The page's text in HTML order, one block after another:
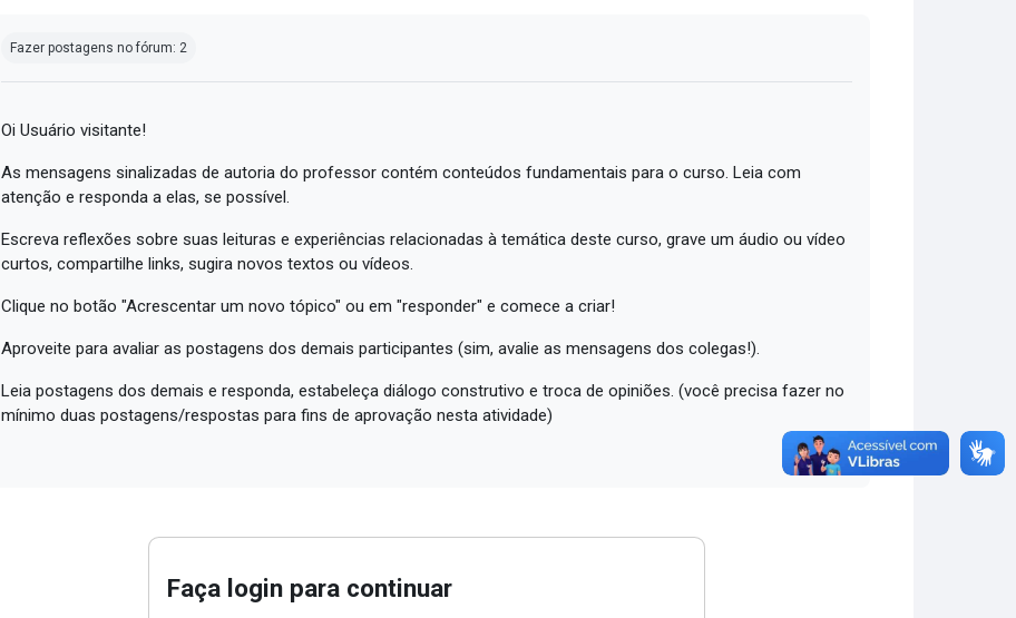
Fazer postagens no fórum: 2
Oi Usuário visitante!
As mensagens sinalizadas de autoria do professor contém conteúdos fundamentais para o curso. Leia com
atenção e responda a elas, se possível.
Escreva reflexões sobre suas leituras e experiências relacionadas à temática deste curso, grave um áudio ou vídeo
curtos, compartilhe links, sugira novos textos ou vídeos.
Clique no botão "Acrescentar um novo tópico" ou em "responder" e comece a criar!
Aproveite para avaliar as postagens dos demais participantes (sim, avalie as mensagens dos colegas!).
Leia postagens dos demais e responda, estabeleça diálogo construtivo e troca de opiniões. (você precisa fazer no
mínimo duas postagens/respostas para fins de aprovação nesta atividade)
Faça login para continuar